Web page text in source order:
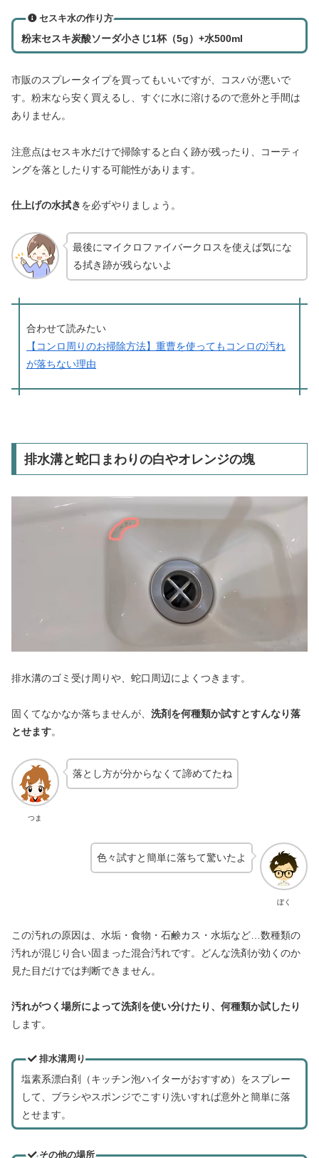
セスキ水の作り方
粉末セスキ炭酸ソーダ小さじ1杯（5g）+水500ml
市販のスプレータイプを買ってもいいですが、コスパが悪いで
す。粉末なら安く買えるし、すぐに水に溶けるので意外と手間は
ありません。
注意点はセスキ水だけで掃除すると白く跡が残ったり、コーティ
ングを落としたりする可能性があります。
仕上げの水拭きを必ずやりましょう。
最後にマイクロファイバークロスを使えば気にな
る拭き跡が残らないよ
合わせて読みたい
【コンロ周りのお掃除方法】重曹を使ってもコンロの汚れ
が落ちない理由
排水溝と蛇口まわりの白やオレンジの塊
排水溝のゴミ受け周りや、蛇口周辺によくつきます。
固くてなかなか落ちませんが、 洗剤を何種類か試すとすんなり落
とせます。
つま
落とし方が分からなくて諦めてたね
ぼく
色々試すと簡単に落ちて驚いたよ
この汚れの原因は、水垢・食物・石鹸カス・水垢など…数種類の
汚れが混じり合い固まった混合汚れです。どんな洗剤が効くのか
見た目だけでは判断できません。
汚れがつく場所によって洗剤を使い分けたり、何種類か試したり
します。
排水溝周り
塩素系漂白剤（キッチン泡ハイターがおすすめ）をスプレー
して、ブラシやスポンジでこすり洗いすれば意外と簡単に落
とせます。
その他の場所